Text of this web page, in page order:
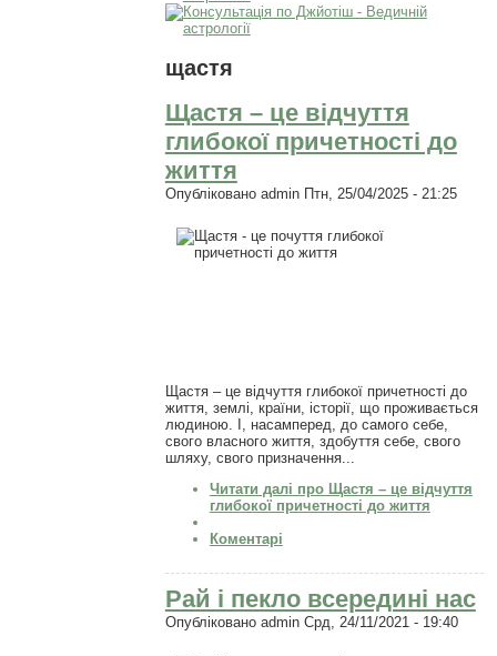
щастя
Щастя – це відчуття
глибокої причетності до
життя
Опубліковано adminПтн, 25/04/2025 - 21:25
Щастя – це відчуття глибокої причетності до
життя, землі, країни, історії, що проживається
людиною. І, насамперед, до самого себе,
свого власного життя, здобуття себе, свого
шляху, свого призначення...
Читати далі про Щастя – це відчуття
глибокої причетності до життя
Коментарі
Рай і пекло всередині нас
Опубліковано adminСрд, 24/11/2021 - 19:40